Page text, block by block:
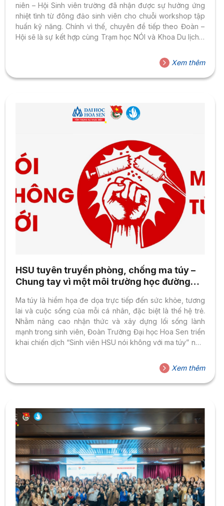
niên – Hội Sinh viên trường đã nhận được sự hưởng ứng
nhiệt tình từ đông đảo sinh viên cho chuỗi workshop tập
huấn kỹ năng. Chính vì thế, chuyên đề tiếp theo Đoàn –
Hội sẽ là sự kết hợp cùng Trạm học NÓI và Khoa Du lịch –
mang đến talkshow “Nghề NÓI – Bật sóng Gen Z” – một
chương trình kết nối những bạn trẻ yêu thích nói trước
công chúng, dẫn chương trình,...
Xem thêm
HSU tuyên truyền phòng, chống ma túy –
Chung tay vì một môi trường học đường
Ma túy là hiểm họa đe dọa trực tiếp đến sức khỏe, tương
lai và cuộc sống của mỗi cá nhân, đặc biệt là thế hệ trẻ.
Nhằm nâng cao nhận thức và xây dựng lối sống lành
mạnh trong sinh viên, Đoàn Trường Đại học Hoa Sen triển
khai chiến dịch “Sinh viên HSU nói không với ma túy” năm
ma túy”, chiến dịch bao gồm nhiều hoạt động tuyên
truyền thiết thực: Chiến dịch đã thu hút sự tham gia của
đông đảo sinh viên, giảng...
Xem thêm